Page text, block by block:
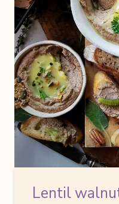
Lentil